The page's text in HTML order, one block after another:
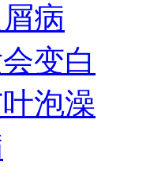
病
变白
泡澡